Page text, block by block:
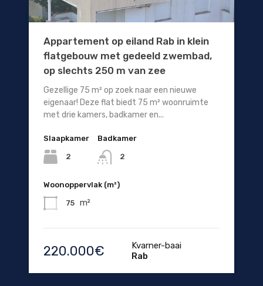
Appartement op eiland Rab in klein
flatgebouw met gedeeld zwembad,
op slechts 250 m van zee
Gezellige 75 m² op zoek naar een nieuwe
eigenaar! Deze flat biedt 75 m² woonruimte
met drie kamers, badkamer en...
Slaapkamer
2
Badkamer
2
Woonoppervlak (m²)
75 m²
220.000€
Kvarner-baai
Rab